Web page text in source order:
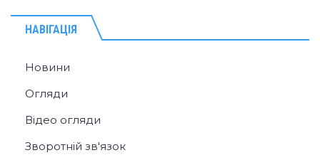
НАВІГАЦІЯ
Новини
Огляди
Відео огляди
Зворотній зв'язок